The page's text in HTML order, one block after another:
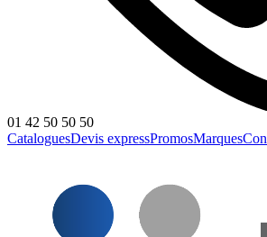
01 42 50 50 50
CataloguesDevis expressPromosMarques